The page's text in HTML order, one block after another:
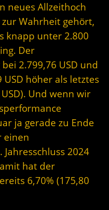
neues Allzeithoch
zur Wahrheit gehört,
knapp unter 2.800
Der
2.799,76 USD und
USD höher als letztes
Und wenn wir
ja gerade zu Ende
einen
2024
hat der
6,70% (175,80